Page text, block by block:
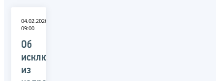
04.02.2026
09:00
Об
исключении
из